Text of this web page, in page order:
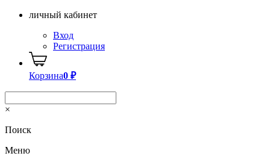
личный кабинет
Вход
Регистрация
Корзина0 ₽
×
Поиск
Меню